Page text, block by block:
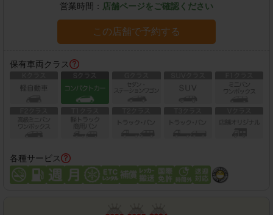
営業時間： 店舗ページをご確認ください
この店舗で予約する
保有車両クラス
各種サービス